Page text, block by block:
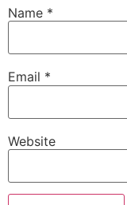
Name *
Email *
Website